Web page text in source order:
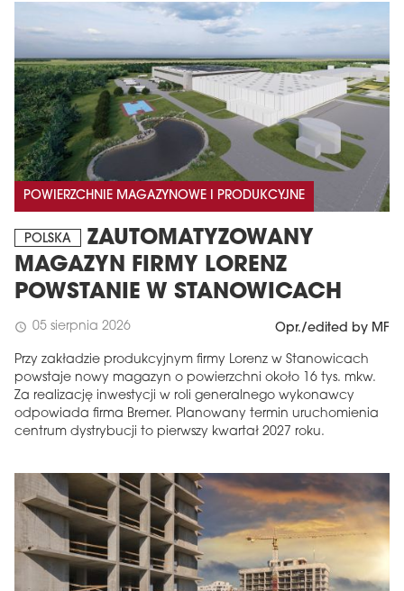
POWIERZCHNIE MAGAZYNOWE I PRODUKCYJNE
POLSKA
ZAUTOMATYZOWANY
MAGAZYN FIRMY LORENZ
POWSTANIE W STANOWICACH
schedule 05 sierpnia 2026 Opr./edited by MF
Przy zakładzie produkcyjnym firmy Lorenz w Stanowicach
powstaje nowy magazyn o powierzchni około 16 tys. mkw.
Za realizację inwestycji w roli generalnego wykonawcy
odpowiada firma Bremer. Planowany termin uruchomienia
centrum dystrybucji to pierwszy kwartał 2027 roku.